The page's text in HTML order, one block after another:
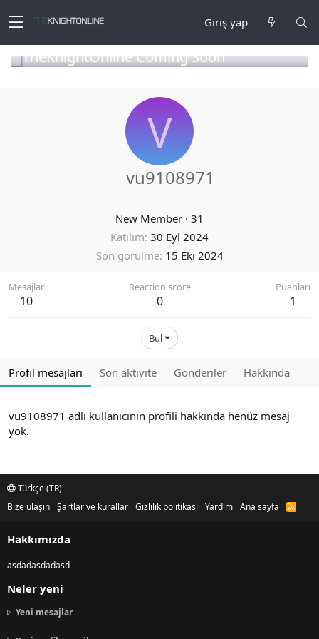
Giriş yap
TheKnightOnline Coming Soon
V
vu9108971
New Member · 31
Katılım 30 Eyl 2024
Son görülme 15 Eki 2024
Mesajlar
10
Reaction score
0
Puanları
1
Bul
Profil mesajları Son aktivite Gönderiler Hakkında
vu9108971 adlı kullanıcının profili hakkında henüz mesaj
yok.
Türkçe (TR)
Bize ulaşın Şartlar ve kurallar Gizlilik politikası Yardım Ana sayfa
R
Hakkımızda
asdadasdadasd
Neler yeni
Yeni mesajlar